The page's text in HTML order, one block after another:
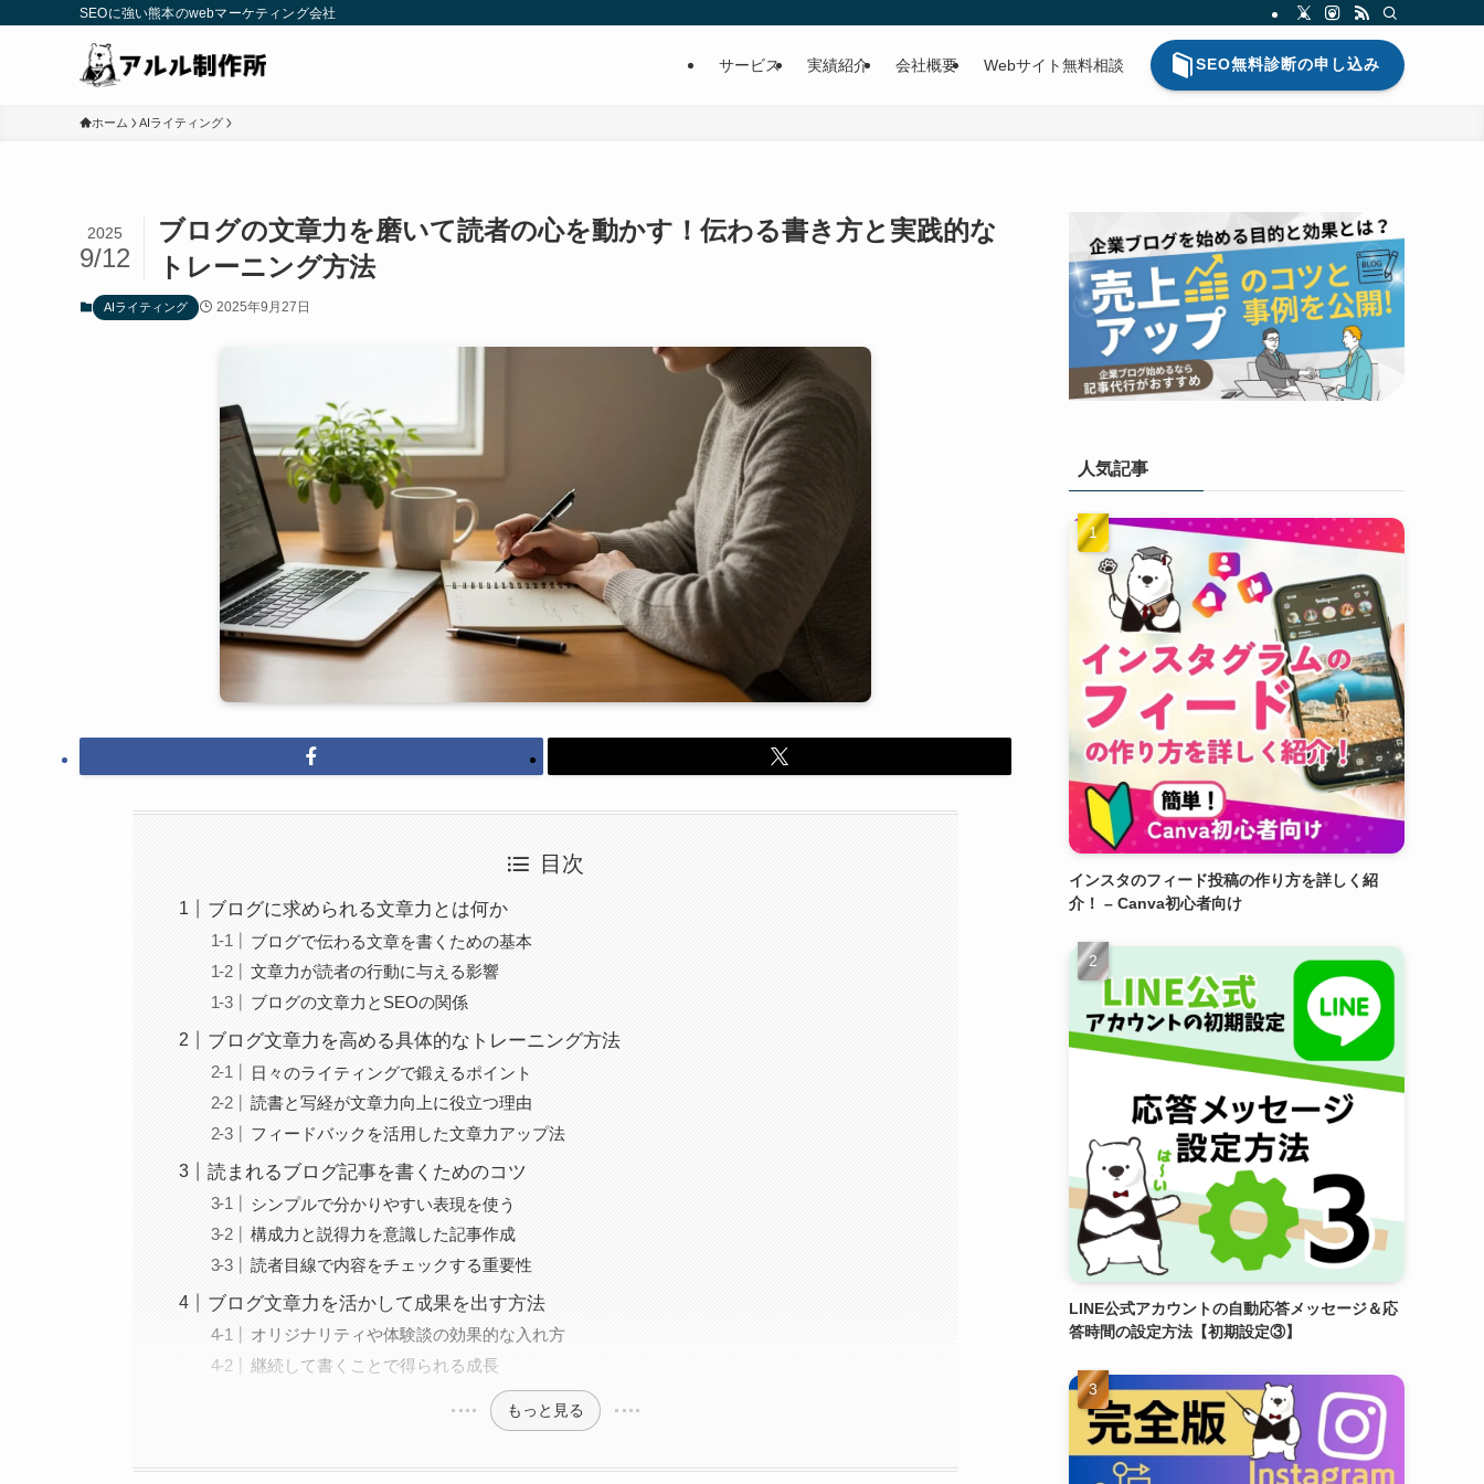
SEOに強い熊本のwebマーケティング会社
サービス 実績紹介 会社概要 Webサイト無料相談 SEO無料診断の申し込み
ホーム AIライティング
ブログの文章力を磨いて読者の心を動かす！伝わる書き方と実践的な
トレーニング方法
2025
9/12
AIライティング 2025年9月27日
目次
ブログに求められる文章力とは何か
ブログで伝わる文章を書くための基本
文章力が読者の行動に与える影響
ブログの文章力とSEOの関係
ブログ文章力を高める具体的なトレーニング方法
日々のライティングで鍛えるポイント
読書と写経が文章力向上に役立つ理由
フィードバックを活用した文章力アップ法
読まれるブログ記事を書くためのコツ
シンプルで分かりやすい表現を使う
構成力と説得力を意識した記事作成
読者目線で内容をチェックする重要性
ブログ文章力を活かして成果を出す方法
オリジナリティや体験談の効果的な入れ方
継続して書くことで得られる成長
もっと見る
人気記事
インスタのフィード投稿の作り方を詳しく紹
介！ – Canva初心者向け
LINE公式アカウントの自動応答メッセージ＆応
答時間の設定方法【初期設定③】